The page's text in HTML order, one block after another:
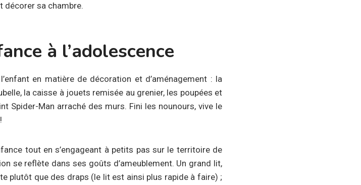
décorer sa chambre.
à l’adolescence
en matière de décoration et d’aménagement : la
la caisse à jouets remisée au grenier, les poupées et
Spider-Man arraché des murs. Fini les nounours, vive le
tout en s’engageant à petits pas sur le territoire de
se reflète dans ses goûts d’ameublement. Un grand lit,
plutôt que des draps (le lit est ainsi plus rapide à faire) ;